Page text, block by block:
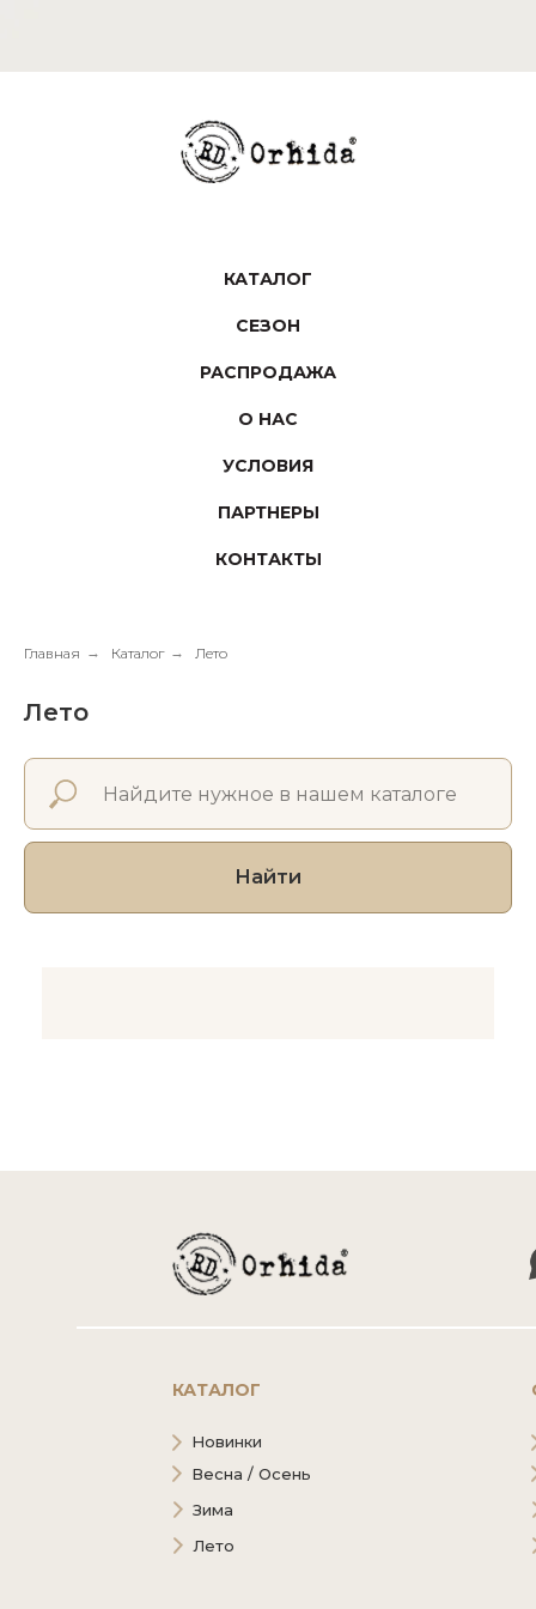
КАТАЛОГ
СЕЗОН
РАСПРОДАЖА
О НАС
УСЛОВИЯ
ПАРТНЕРЫ
КОНТАКТЫ
Главная → Каталог → Лето
Лето
Найти
КАТАЛОГ
Лето
Зима
Весна / Осень
Новинки